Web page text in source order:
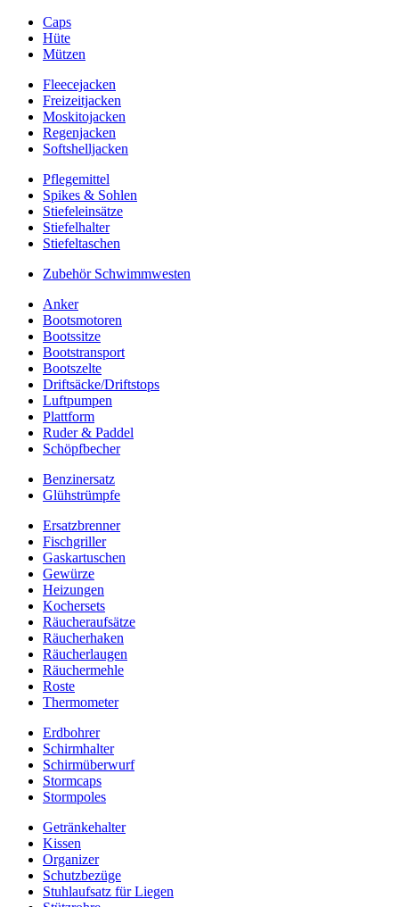
Caps
Hüte
Mützen
Fleecejacken
Freizeitjacken
Moskitojacken
Regenjacken
Softshelljacken
Pflegemittel
Spikes & Sohlen
Stiefeleinsätze
Stiefelhalter
Stiefeltaschen
Zubehör Schwimmwesten
Anker
Bootsmotoren
Bootssitze
Bootstransport
Bootszelte
Driftsäcke/Driftstops
Luftpumpen
Plattform
Ruder & Paddel
Schöpfbecher
Benzinersatz
Glühstrümpfe
Ersatzbrenner
Fischgriller
Gaskartuschen
Gewürze
Heizungen
Kochersets
Räucheraufsätze
Räucherhaken
Räucherlaugen
Räuchermehle
Roste
Thermometer
Erdbohrer
Schirmhalter
Schirmüberwurf
Stormcaps
Stormpoles
Getränkehalter
Kissen
Organizer
Schutzbezüge
Stuhlaufsatz für Liegen